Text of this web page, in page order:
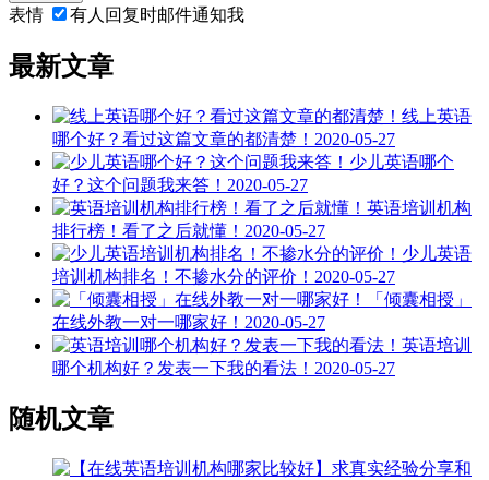
表情 有人回复时邮件通知我
最新文章
线上英语
哪个好？看过这篇文章的都清楚！ 2020-05-27
少儿英语哪个
好？这个问题我来答！ 2020-05-27
英语培训机构
排行榜！看了之后就懂！ 2020-05-27
少儿英语
培训机构排名！不掺水分的评价！ 2020-05-27
「倾囊相授」
在线外教一对一哪家好！ 2020-05-27
英语培训
哪个机构好？发表一下我的看法！ 2020-05-27
随机文章